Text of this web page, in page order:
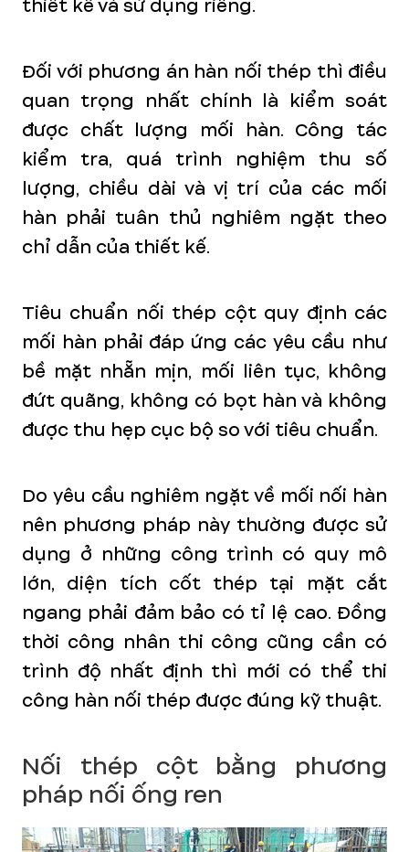
thiết kế và sử dụng riêng.
Đối với phương án hàn nối thép thì điều
quan trọng nhất chính là kiểm soát
được chất lượng mối hàn. Công tác
kiểm tra, quá trình nghiệm thu số
lượng, chiều dài và vị trí của các mối
hàn phải tuân thủ nghiêm ngặt theo
chỉ dẫn của thiết kế.
Tiêu chuẩn nối thép cột quy định các
mối hàn phải đáp ứng các yêu cầu như
bề mặt nhẵn mịn, mối liên tục, không
đứt quãng, không có bọt hàn và không
được thu hẹp cục bộ so với tiêu chuẩn.
Do yêu cầu nghiêm ngặt về mối nối hàn
nên phương pháp này thường được sử
dụng ở những công trình có quy mô
lớn, diện tích cốt thép tại mặt cắt
ngang phải đảm bảo có tỉ lệ cao. Đồng
thời công nhân thi công cũng cần có
trình độ nhất định thì mới có thể thi
công hàn nối thép được đúng kỹ thuật.
Nối thép cột bằng phương
pháp nối ống ren